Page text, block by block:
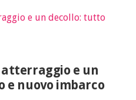
atterraggio e un
e nuovo imbarco